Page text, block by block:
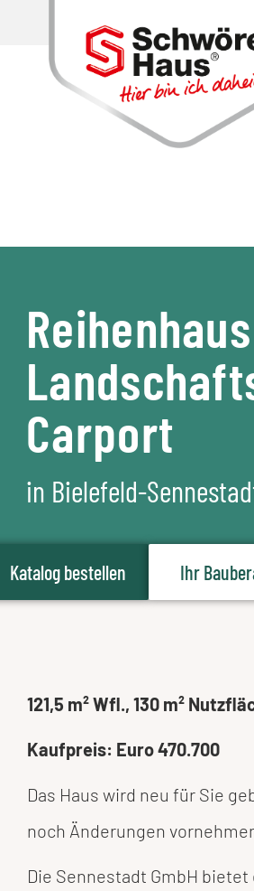
Carport
in Bielefeld-
Katalog bestellen Ihr
121,5 m² Wfl., 130 m²
Kaufpreis: Euro 470.700
Das Haus wird neu für Sie
noch Änderungen
Die Sennestadt GmbH